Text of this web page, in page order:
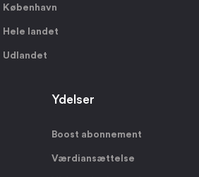
Hele landet
Udlandet
Ydelser
Boost abonnement
Værdiansættelse